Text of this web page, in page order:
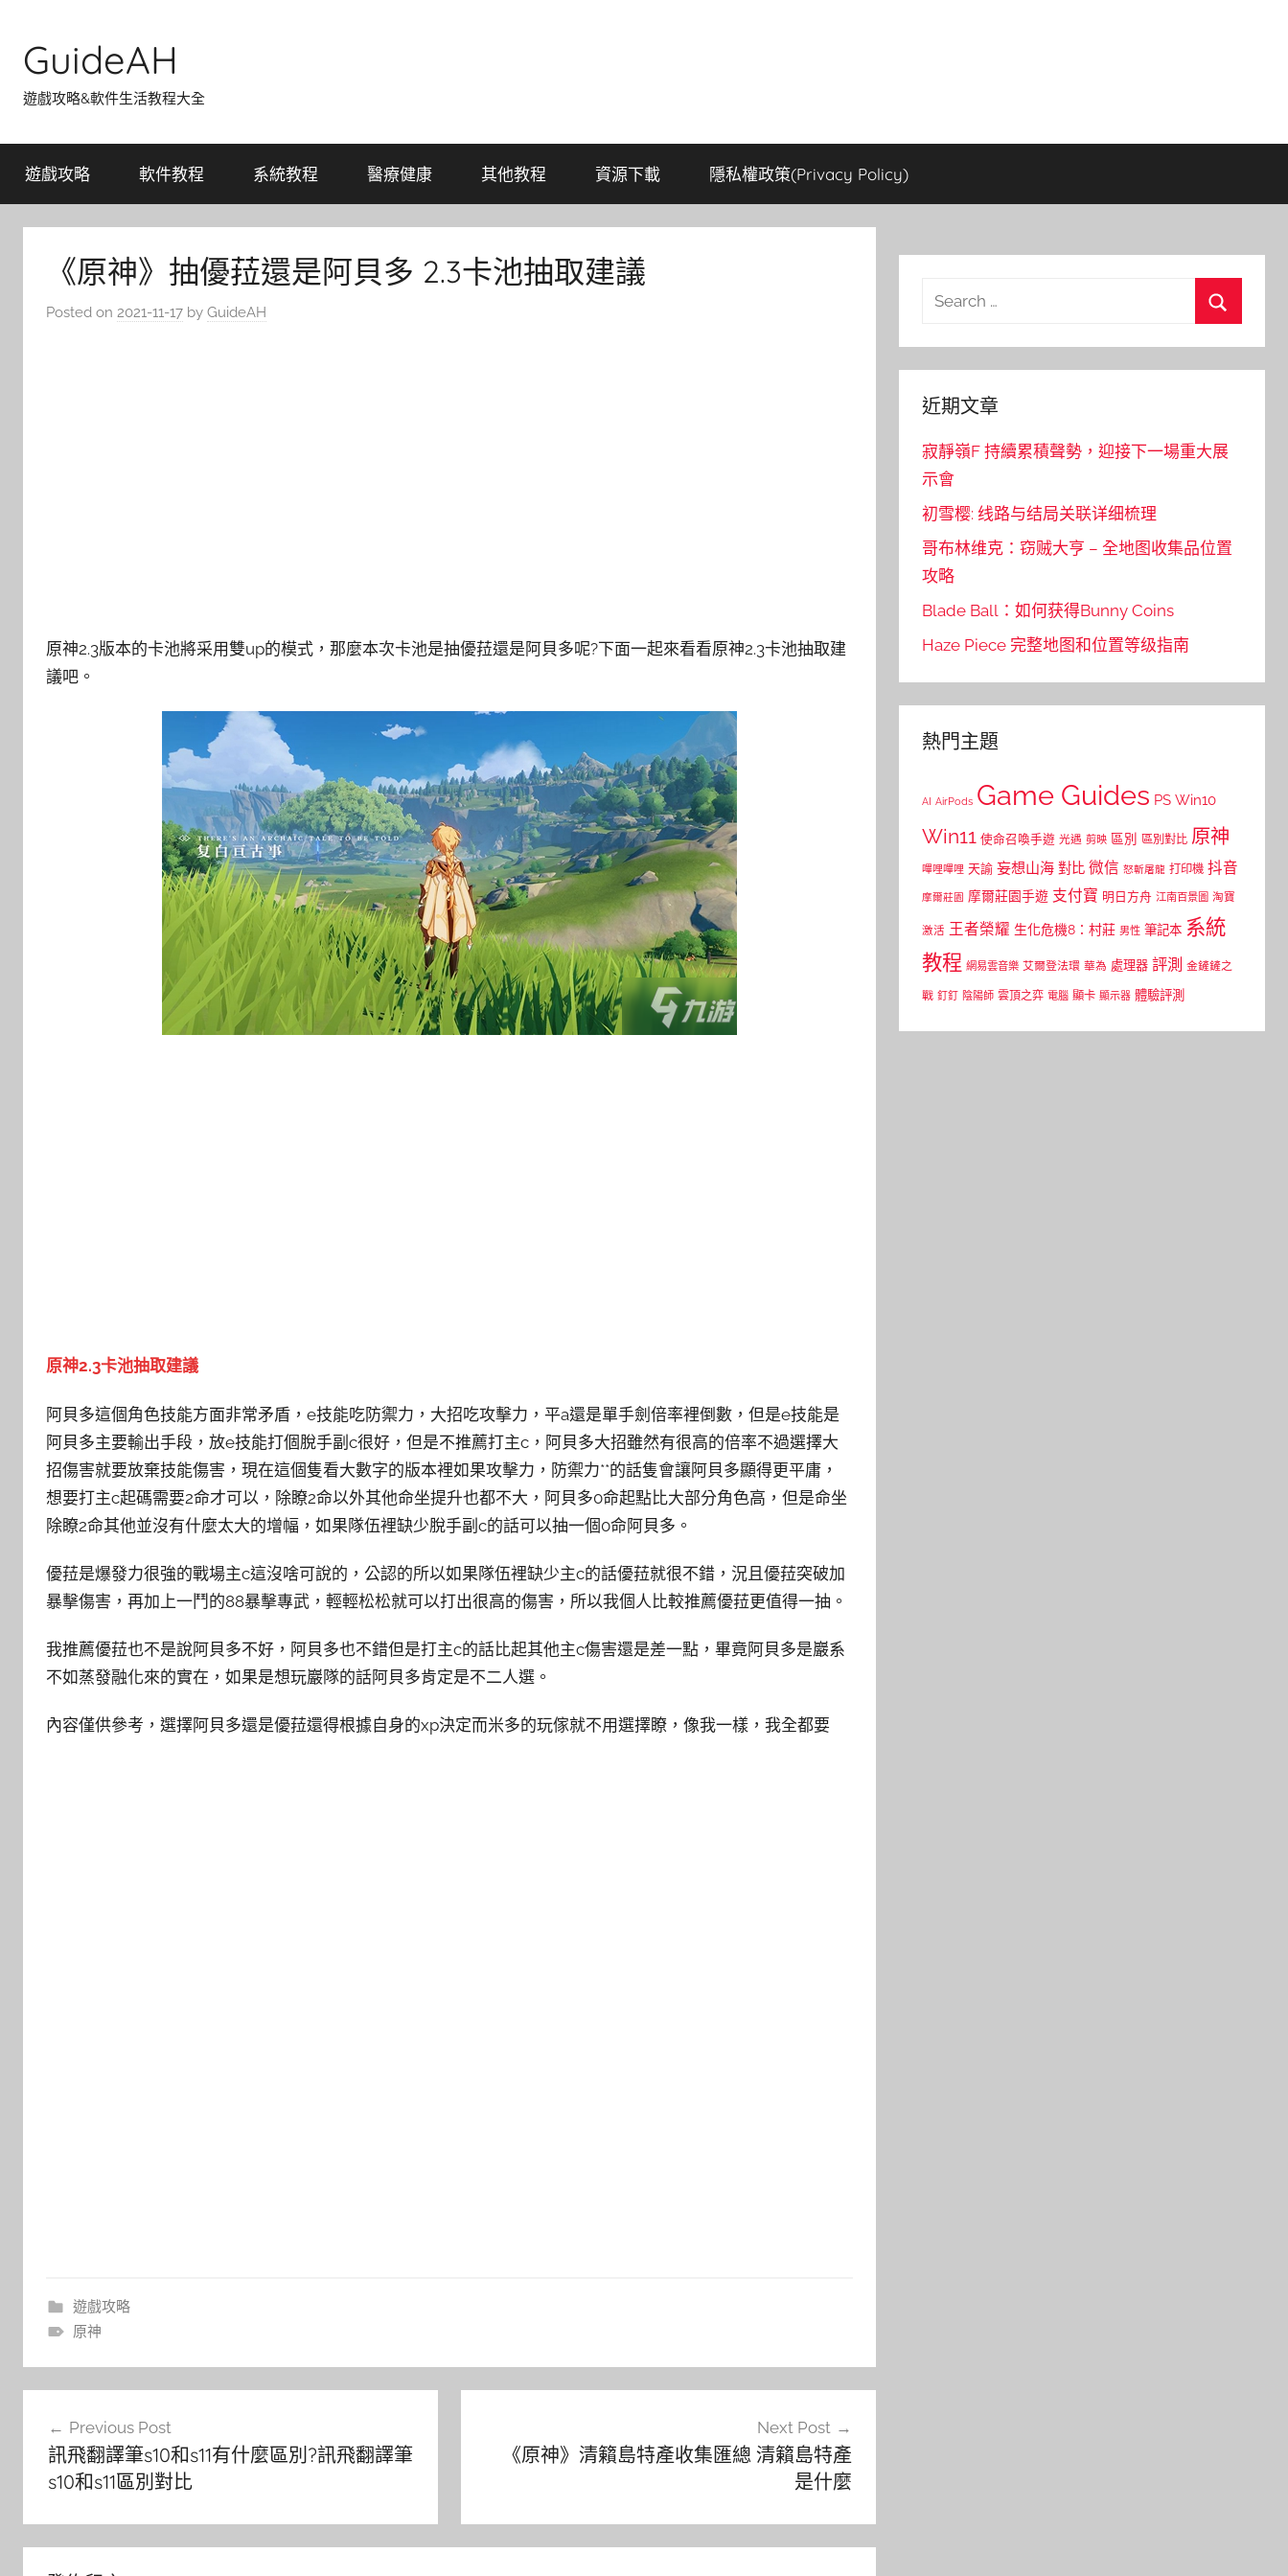
content
GuideAH
遊戲攻略&軟件生活教程大全
遊戲攻略 軟件教程 系統教程 醫療健康 其他教程 資源下載 隱私權政策(Privacy Policy)
《原神》抽優菈還是阿貝多 2.3卡池抽取建議
Posted on 2021-11-17 by GuideAH
原神2.3版本的卡池將采用雙up的模式，那麼本次卡池是抽優菈還是阿貝多呢?下面一起來看看原神2.3卡池抽取建
議吧。
原神2.3卡池抽取建議
阿貝多這個角色技能方面非常矛盾，e技能吃防禦力，大招吃攻擊力，平a還是單手劍倍率裡倒數，但是e技能是
阿貝多主要輸出手段，放e技能打個脫手副c很好，但是不推薦打主c，阿貝多大招雖然有很高的倍率不過選擇大
招傷害就要放棄技能傷害，現在這個隻看大數字的版本裡如果攻擊力，防禦力**的話隻會讓阿貝多顯得更平庸，
想要打主c起碼需要2命才可以，除瞭2命以外其他命坐提升也都不大，阿貝多0命起點比大部分角色高，但是命坐
除瞭2命其他並沒有什麼太大的增幅，如果隊伍裡缺少脫手副c的話可以抽一個0命阿貝多。
優菈是爆發力很強的戰場主c這沒啥可說的，公認的所以如果隊伍裡缺少主c的話優菈就很不錯，況且優菈突破加
暴擊傷害，再加上一鬥的88暴擊專武，輕輕松松就可以打出很高的傷害，所以我個人比較推薦優菈更值得一抽。
我推薦優菈也不是說阿貝多不好，阿貝多也不錯但是打主c的話比起其他主c傷害還是差一點，畢竟阿貝多是巖系
不如蒸發融化來的實在，如果是想玩巖隊的話阿貝多肯定是不二人選。
內容僅供參考，選擇阿貝多還是優菈還得根據自身的xp決定而米多的玩傢就不用選擇瞭，像我一樣，我全都要
遊戲攻略
原神
Previous Post
訊飛翻譯筆s10和s11有什麼區別?訊飛翻譯筆
s10和s11區別對比
Next Post
《原神》清籟島特產收集匯總 清籟島特產
是什麼
Search
近期文章
寂靜嶺F 持續累積聲勢，迎接下一場重大展
示會
初雪樱: 线路与结局关联详细梳理
哥布林维克：窃贼大亨 – 全地图收集品位置
攻略
Blade Ball：如何获得Bunny Coins
Haze Piece 完整地图和位置等级指南
熱門主題
AI AirPods Game Guides PS Win10
Win11 使命召喚手遊 光遇 剪映 區別 區別對比 原神
嗶哩嗶哩 天諭 妄想山海 對比 微信 怒斬屠龍 打印機 抖音
摩爾莊園 摩爾莊園手遊 支付寶 明日方舟 江南百景圖 淘寶
激活 王者榮耀 生化危機8：村莊 男性 筆記本 系統
教程 網易雲音樂 艾爾登法環 華為 處理器 評測 金鏟鏟之
戰 釘釘 陰陽師 雲頂之弈 電腦 顯卡 顯示器 體驗評測